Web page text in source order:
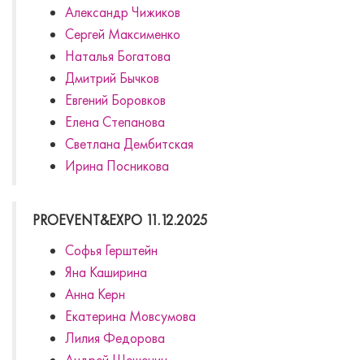
Александр Чижиков
Сергей Максименко
Наталья Богатова
Дмитрий Бычков
Евгений Боровков
Елена Степанова
Светлана Дембитская
Ирина Посникова
PROEVENT&EXPO 11.12.2025
Софья Герштейн
Яна Каширина
Анна Керн
Екатерина Мовсумова
Лилия Федорова